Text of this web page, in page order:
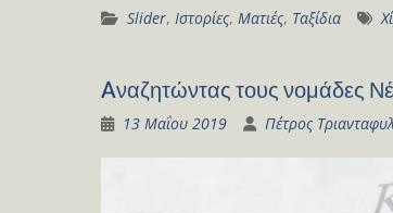
Slider, Ιστορίες, Ματιές, Ταξίδια
Aναζητώντας τους νομάδες
13 Μαΐου 2019 Πέτρος